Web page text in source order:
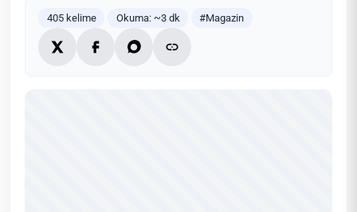
405 kelime Okuma: ~3 dk #Magazin